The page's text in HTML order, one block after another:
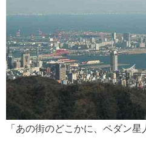
「あの街のどこかに、ペダン